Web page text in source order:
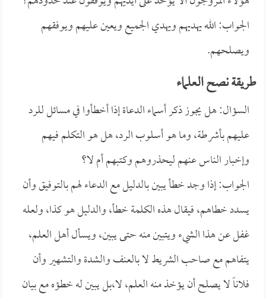
الجواب: الله يهديهم ويهدي الجميع ويعين عليهم ويوفقهم
ويصلحهم.
طريقة نصح العلماء
السؤال: هل يجوز ذكر أسماء الدعاة إذا أخطأوا في مسائل للرد
عليهم بأشرطة، وما هو أسلوب الرد، هل هو التكلم فيهم
وإخبار الناس عنهم ليحذروهم وكتبهم أم لا؟
الجواب: إذا وجد خطأ يبين بالدليل مع الدعاء لهم بالتوفيق وأن
يسدد خطاهم، فيقال هذه الكلمة خطأ، والدليل هو كذا، ولعله
غفل عن هذا الشيء ويتبين منه حتى يبين، ويسأل أهل العلم،
يتفاهم مع صاحب الشريط لا بالعنف والشدة والتشهير وأن
فلاناً لا يصلح أن يؤخذ منه العلم، لا،بل يبين له خطؤه مع بيان